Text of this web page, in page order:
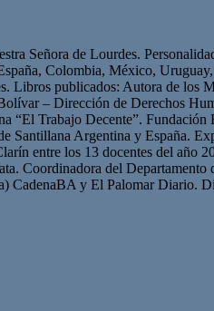
Señora de Lourdes.
Colombia, México,
Libros publicados: Autora de
– Dirección de Derechos
“El Trabajo Decente”.
Santillana Argentina y España.
entre los 13 docentes del año
Coordinadora del
CadenaBA y El Palomar Diario.